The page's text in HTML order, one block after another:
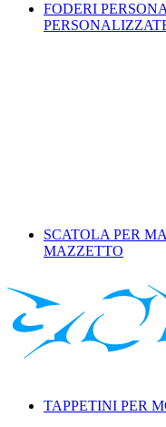
FODERI
SCATOLA PER
MAZZETTO
TAPPETINI PER